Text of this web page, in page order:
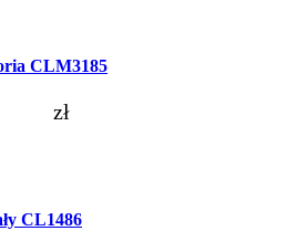
CLM3185
zł
CL1486